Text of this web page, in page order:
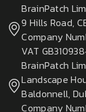
BrainPatch
9 Hills Road,
Company
VAT
BrainPatch
Landscape
Baldonnell,
Company